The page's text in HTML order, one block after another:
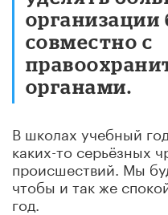
организации
совместно с
органами.
В школах учебный
каких-то серьёзных
происшествий. Мы
чтобы и так же
год.